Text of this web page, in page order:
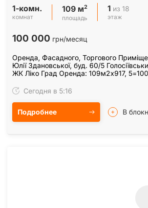
1-комн.
комнат
109 м2
площадь
1 из 18
этаж
100 000 грн/месяц
Оренда, Фасадного, Торгового
Юлії Здановської, буд. 60/5
ЖК Ліко Град Оренда: 109м2х917,
Сегодня в 5:16
Подробнее В